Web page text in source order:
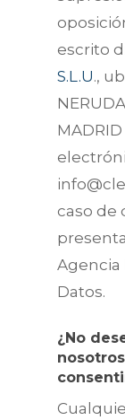
escrito
S.L.U.,
caso de
Agencia
Datos.
¿No